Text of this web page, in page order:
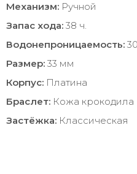
Механизм: Ручной
Запас хода: 38 ч.
Водонепроницаемость:
Размер: 33 мм
Корпус: Платина
Браслет: Кожа крокодила
Застёжка: Классическая